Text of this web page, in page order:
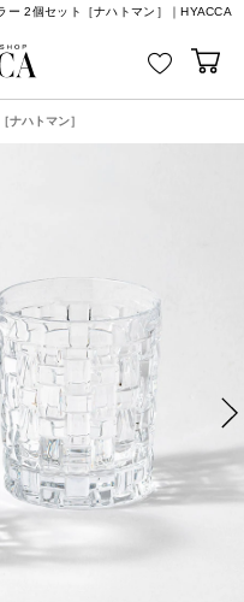
ー 2個セット［ナハトマン］｜HYACCA
ナハトマン］